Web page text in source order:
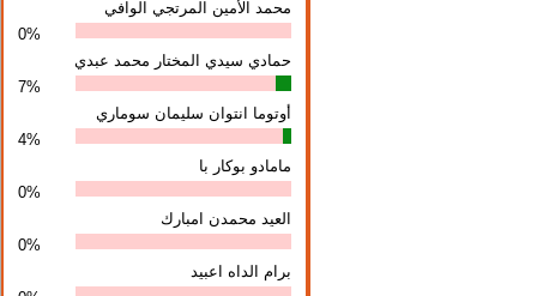
محمد الأمين المرتجي الوافي
0%
حمادي سيدي المختار محمد عبدي
7%
أوتوما انتوان سلیمان سوماري
4%
مامادو بوكار با
0%
العيد محمدن امبارك
0%
برام الداه اعبيد